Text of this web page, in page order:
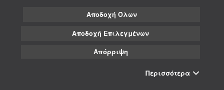
Αποδοχή Όλων
Αποδοχή Επιλεγμένων
Απόρριψη
Περισσότερα